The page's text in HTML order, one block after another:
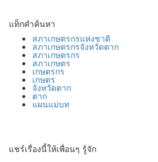
แท็กคำค้นหา
สภาเกษตรกรแห่งชาติ
สภาเกษตรกรจังหวัดตาก
สภาเกษตรกร
สภาเกษตร
เกษตรกร
เกษตร
จังหวัดตาก
ตาก
แผนแม่บท
แชร์เรื่องนี้ให้เพื่อนๆ รู้จัก